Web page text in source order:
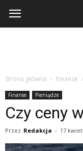
Strona główna Finanse
Finanse Pieniądze
Czy ceny
Przez Redakcja - 17